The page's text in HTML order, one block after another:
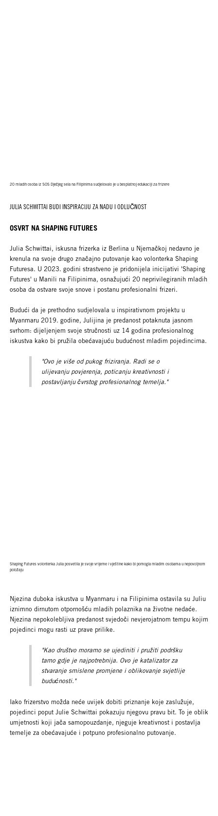
20 mladih osoba iz SOS Dječjeg sela na Filipinima sudjelovalo je u besplatnoj edukaciji za frizere
JULIA SCHWITTAI BUDI INSPIRACIJU ZA NADU I ODLUČNOST
OSVRT NA SHAPING FUTURES
Julia Schwittai, iskusna frizerka iz Berlina u Njemačkoj nedavno je
krenula na svoje drugo značajno putovanje kao volonterka Shaping
Futuresa. U 2023. godini strastveno je pridonijela inicijativi 'Shaping
Futures' u Manili na Filipinima, osnažujući 20 neprivilegiranih mladih
osoba da ostvare svoje snove i postanu profesionalni frizeri.
Budući da je prethodno sudjelovala u inspirativnom projektu u
Myanmaru 2019. godine, Julijina je predanost potaknuta jasnom
svrhom: dijeljenjem svoje stručnosti uz 14 godina profesionalnog
iskustva kako bi pružila obećavajuću budućnost mladim pojedincima.
"Ovo je više od pukog friziranja. Radi se o
ulijevanju povjerenja, poticanju kreativnosti i
postavljanju čvrstog profesionalnog temelja."
Njezina duboka iskustva u Myanmaru i na Filipinima ostavila su Juliu
iznimno dirnutom otpornošću mladih polaznika na životne nedaće.
Njezina nepokolebljiva predanost svjedoči nevjerojatnom tempu kojim
pojedinci mogu rasti uz prave prilike.
"Kao društvo moramo se ujediniti i pružiti podršku
tamo gdje je najpotrebnija. Ovo je katalizator za
stvaranje smislene promjene i oblikovanje svjetlije
budućnosti."
Iako frizerstvo možda neće uvijek dobiti priznanje koje zaslužuje,
pojedinci poput Julie Schwittai pokazuju njegovu pravu bit. To je oblik
umjetnosti koji jača samopouzdanje, njeguje kreativnost i postavlja
temelje za obećavajuće i potpuno profesionalno putovanje.
Shaping Futures volonterka Julia posvetila je svoje vrijeme i vještine kako bi pomogla mladim osobama u nepovoljnom
položaju